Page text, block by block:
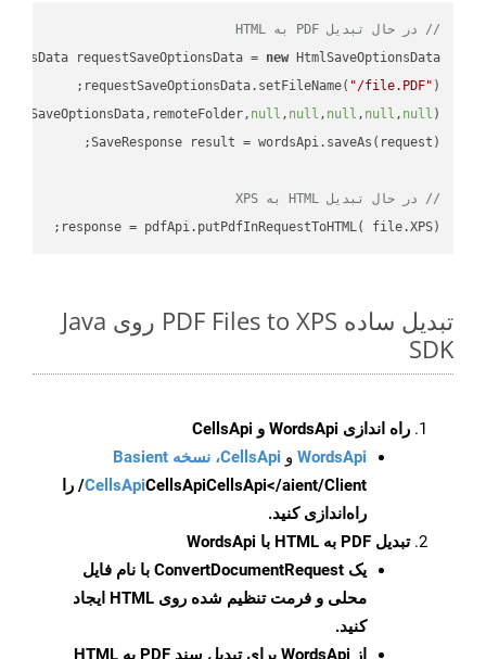
// در حال تبدیل PDF به HTML
requestSaveOptionsData = new
requestSaveOptionsData.setFileName( "/file.PDF"
null , null , null , null , null
// در حال تبدیل HTML به XPS
response = pdfApi.putPdfInRequestToHTML( file.XPS);
تبدیل ساده PDF Files to XPS روی Java
SDK
راه اندازی WordsApi و CellsApi
WordsApi و CellsApi، نسخه Basient
CellsApiCellsApi
CellsApi</aient/Client/ را
راه‌اندازی کنید.
تبدیل PDF به HTML با WordsApi
یک ConvertDocumentRequest با نام فایل
محلی و فرمت تنظیم شده روی HTML ایجاد
کنید.
از WordsApi برای تبدیل سند PDF به HTML